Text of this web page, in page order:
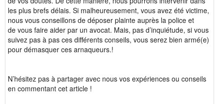
les plus brefs délais. Si malheureusement, vous avez été victime,
nous vous conseillons de déposer plainte auprès la police et
de vous faire aider par un avocat. Mais, pas d’inquiétude, si vous
suivez pas à pas ces différents conseils, vous serez bien armé(e)
pour démasquer ces arnaqueurs.!
N’hésitez pas à partager avec nous vos expériences ou conseils
en commentant cet article !